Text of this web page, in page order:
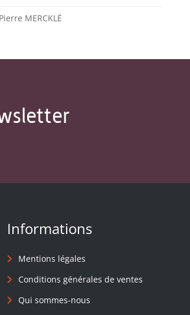
Pierre MERCKLÉ
Informations
Mentions légales
Conditions générales de ventes
Qui sommes-nous